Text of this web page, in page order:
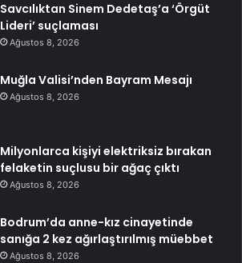
Savcılıktan Sinem Dedetaş’a ‘Örgüt
Lideri’ suçlaması
Ağustos 8, 2026
Muğla Valisi’nden Bayram Mesajı
Ağustos 8, 2026
Milyonlarca kişiyi elektriksiz bırakan
felaketin suçlusu bir ağaç çıktı
Ağustos 8, 2026
Bodrum’da anne-kız cinayetinde
sanığa 2 kez ağırlaştırılmış müebbet
Ağustos 8, 2026